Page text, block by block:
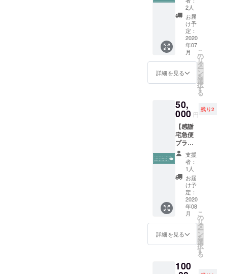
(mm) ※
送料は
こちら
で負担
いたし
ます。
※商用利
用はご
遠慮く
ルナン
バーは
作品内
に入れ
ます。
入れる
箇所に
ついて
は相談
できま
す。
へお願
いたし
ます。
（例：
IDや名
前、宣
伝した
いこと
など）
容はお
受け出
ます。
ナン
バー120
番ま
で！】
POP UP
で販売
した
グッズ
全品+1
枚あな
ラスト
を描き
ます！
キャン
バスプ
リント
してお
送りい
たしま
す。 ▼
商品内
容 ・
トート
バッグ
・tシャ
ツ ・
ブック
キャン
2人
お届
け予
定：
2020
年07
月
詳細を見る
こ
の
リ
タ
ー
ン
を
選
択
す
る
50,
000 円
残り2
【感謝
宅急便
プラ
ン・シ
リアル
ナン
バー120
番ま
で！】
直接あ
なたの
おうち
まで感
謝の想
いを伝
たしま
支援
者：
1人
お届
け予
定：
2020
年08
月
詳細を見る
こ
の
リ
タ
ー
ン
を
選
択
す
る
100